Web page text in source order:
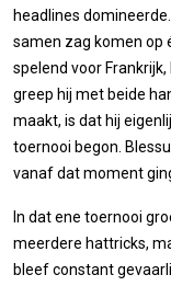
headlines
samen zag komen op
spelend voor Frankrijk,
greep hij met beide
maakt, is dat hij
toernooi begon.
vanaf dat moment
In dat ene toernooi
meerdere hattricks,
bleef constant